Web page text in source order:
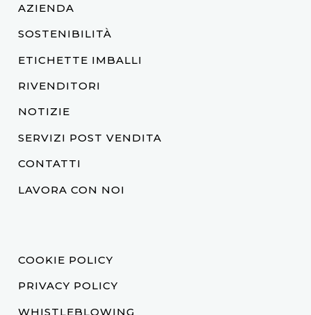
AZIENDA
SOSTENIBILITÀ
ETICHETTE IMBALLI
RIVENDITORI
NOTIZIE
SERVIZI POST VENDITA
CONTATTI
LAVORA CON NOI
COOKIE POLICY
PRIVACY POLICY
WHISTLEBLOWING